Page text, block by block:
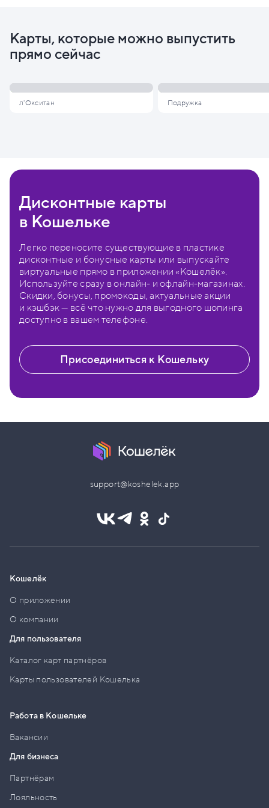
Карты, которые можно выпустить
прямо сейчас
л'Окситан Подружка
Дисконтные карты
в Кошельке
Легко переносите существующие в пластике
дисконтные и бонусные карты или выпускайте
виртуальные прямо в приложении «Кошелёк».
Используйте сразу в онлайн- и офлайн-магазинах.
Скидки, бонусы, промокоды, актуальные акции
и кэшбэк — всё что нужно для выгодного шопинга
доступно в вашем телефоне.
Присоединиться к Кошельку
support@koshelek.app
Кошелёк
О приложении
О компании
Для пользователя
Каталог карт партнёров
Карты пользователей Кошелька
Работа в Кошельке
Вакансии
Для бизнеса
Партнёрам
Лояльность